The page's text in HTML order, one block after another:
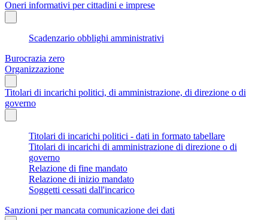
Oneri informativi per cittadini e imprese
Scadenzario obblighi amministrativi
Burocrazia zero
Organizzazione
Titolari di incarichi politici, di amministrazione, di direzione o di
governo
Titolari di incarichi politici - dati in formato tabellare
Titolari di incarichi di amministrazione di direzione o di
governo
Relazione di fine mandato
Relazione di inizio mandato
Soggetti cessati dall'incarico
Sanzioni per mancata comunicazione dei dati